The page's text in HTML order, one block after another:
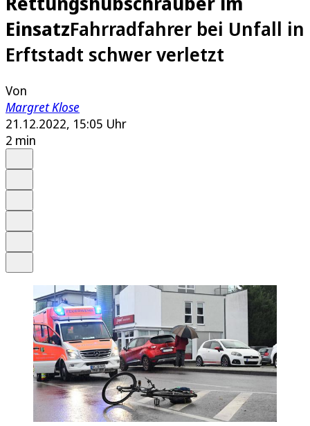
EinsatzFahrradfahrer bei Unfall in
Erftstadt schwer verletzt
Von
Margret Klose
21.12.2022, 15:05 Uhr
2 min